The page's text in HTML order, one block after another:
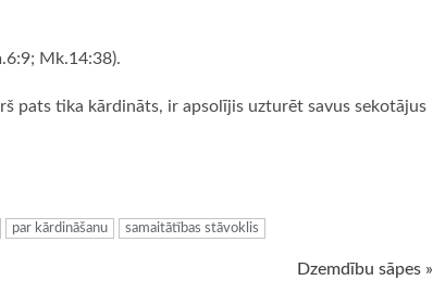
Mk.14:38).
pats tika kārdināts, ir apsolījis uzturēt savus sekotājus
par kārdināšanu samaitātības stāvoklis
Dzemdību sāpes »